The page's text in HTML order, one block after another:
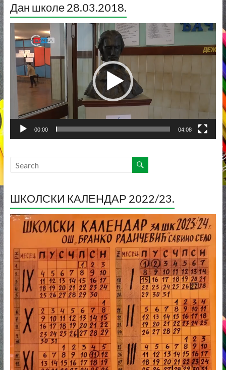
Дан школе 28.03.2018.
Прегледач
видео
записа
00:00 04:08
ШКОЛСКИ КАЛЕНДАР 2022/23.